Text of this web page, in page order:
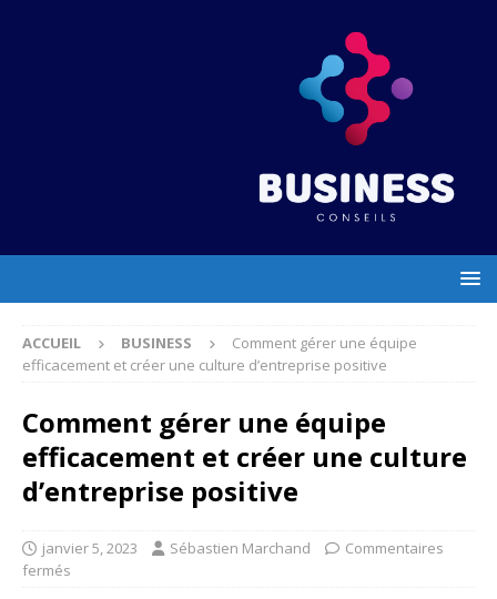
ACCUEIL BUSINESS
Comment gérer une équipe
efficacement et créer une culture d’entreprise positive
Comment gérer une équipe
efficacement et créer une culture
d’entreprise positive
janvier 5, 2023 Sébastien Marchand
Commentaires
fermés